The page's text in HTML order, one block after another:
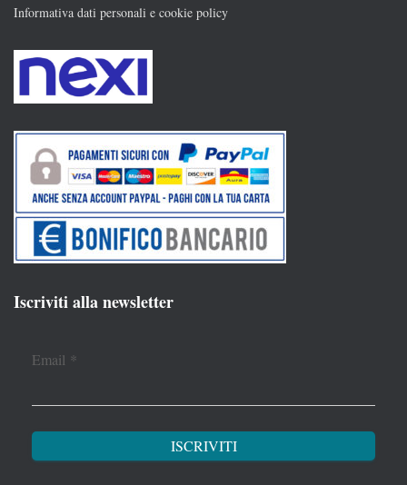
Informativa dati personali e cookie policy
Iscriviti alla newsletter
Email *